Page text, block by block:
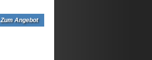
Zum Angebot